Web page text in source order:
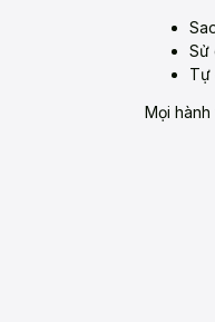
Sử
Tự
Mọi